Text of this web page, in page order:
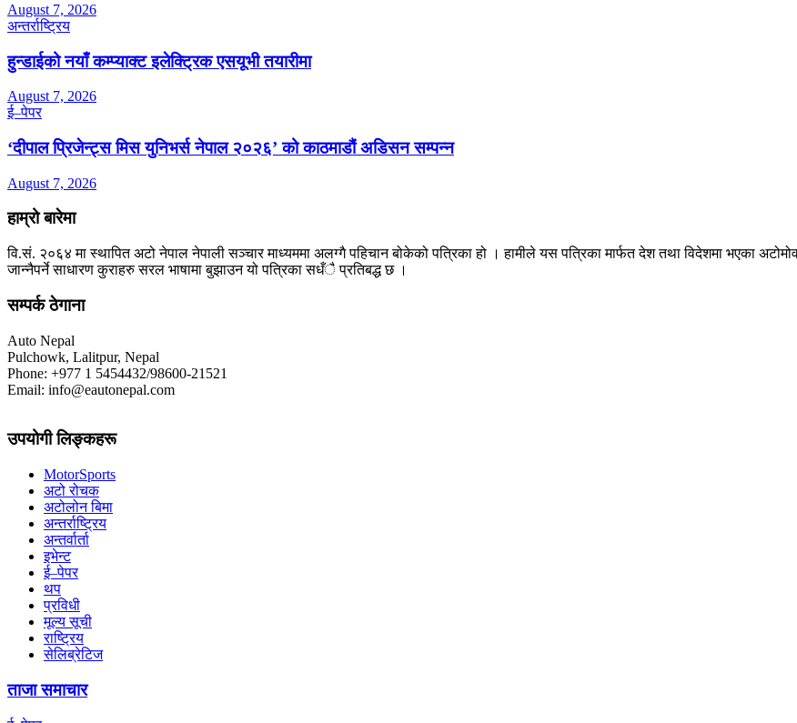
August 7, 2026
अन्तर्राष्ट्रिय
हुन्डाईको नयाँ कम्प्याक्ट इलेक्ट्रिक एसयूभी तयारीमा
August 7, 2026
ई–पेपर
‘दीपाल प्रिजेन्ट्स मिस युनिभर्स नेपाल २०२६’ को काठमाडौं अडिसन सम्पन्न
August 7, 2026
हाम्रो बारेमा
वि.सं. २०६४ मा स्थापित अटो नेपाल नेपाली सञ्चार माध्यममा अलग्गै पहिचान बोकेको पत्रिका हो । हामीले यस पत्रिका मार्फत देश तथा विदेशमा भएका
जान्नैपर्ने साधारण कुराहरु सरल भाषामा बुझाउन यो पत्रिका सधँै प्रतिबद्ध छ ।
सम्पर्क ठेगाना
Auto Nepal
Pulchowk, Lalitpur, Nepal
Phone: +977 1 5454432/98600-21521
Email: info@eautonepal.com
उपयोगी लिङ्कहरू
MotorSports
अटो रोचक
अटोलोन बिमा
अन्तर्राष्ट्रिय
अन्तर्वार्ता
इभेन्ट
ई–पेपर
थप
प्रविधी
मूल्य सूची
राष्ट्रिय
सेलिब्रेटिज
ताजा समाचार